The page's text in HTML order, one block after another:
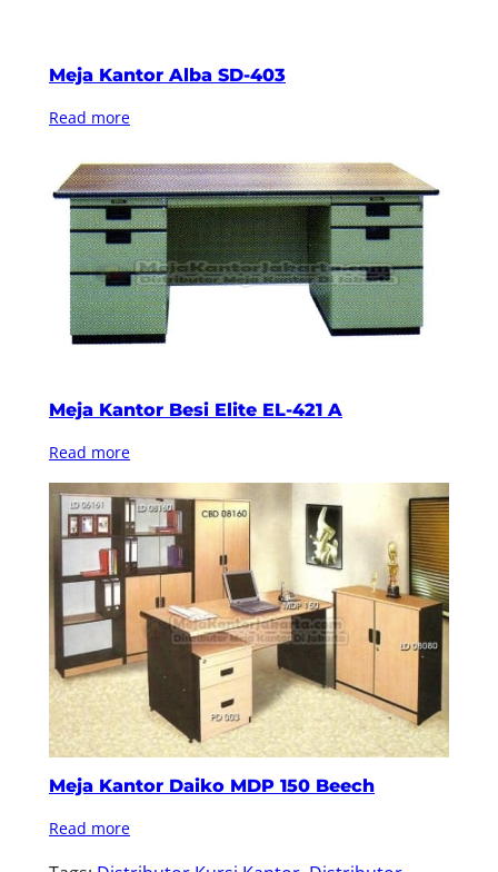
Meja Kantor Alba SD-403
Read more
Meja Kantor Besi Elite EL-421 A
Read more
Meja Kantor Daiko MDP 150 Beech
Read more